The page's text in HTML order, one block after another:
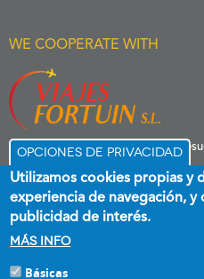
WE COOPERATE WITH
C/ Menéndez Pelayo 6
Opciones de privacidad
Utilizamos cookies propias y
experiencia de navegación,
publicidad de interés.
Más info
Básicas